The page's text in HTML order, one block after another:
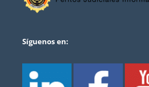
Síguenos en: